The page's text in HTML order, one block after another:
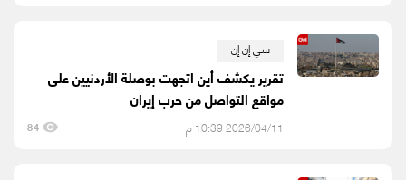
سي إن إن
تقرير يكشف أين اتجهت بوصلة الأردنيين على
مواقع التواصل من حرب إيران
2026/04/11 10:39 م 84